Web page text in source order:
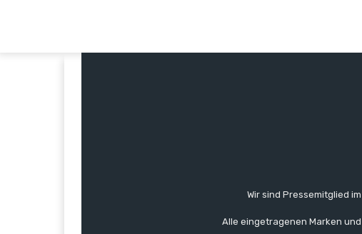
Wir sind Pressemitglied
Alle eingetragenen Marken